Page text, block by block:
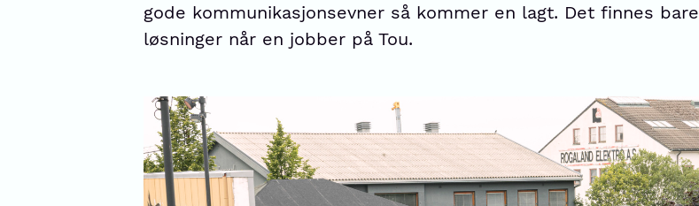
gode kommunikasjonsevner så kommer en lagt. Det finnes bare
løsninger når en jobber på Tou.